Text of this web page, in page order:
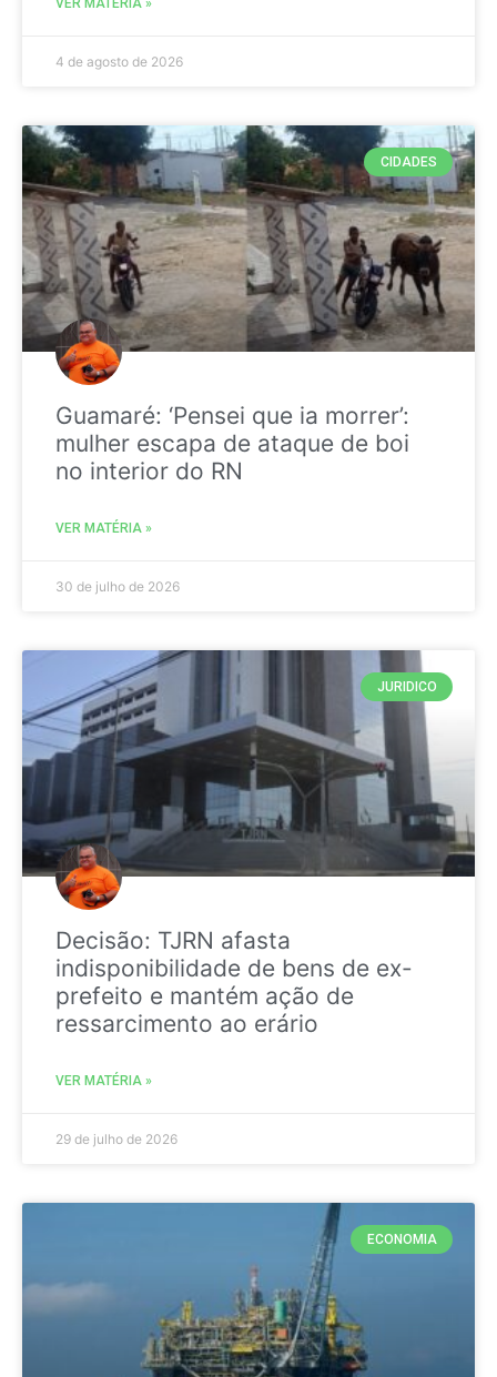
4 de agosto de 2026
CIDADES
Guamaré: ‘Pensei que ia morrer’:
mulher escapa de ataque de boi
no interior do RN
VER MATÉRIA »
30 de julho de 2026
JURIDICO
Decisão: TJRN afasta
indisponibilidade de bens de ex-
prefeito e mantém ação de
ressarcimento ao erário
VER MATÉRIA »
29 de julho de 2026
ECONOMIA